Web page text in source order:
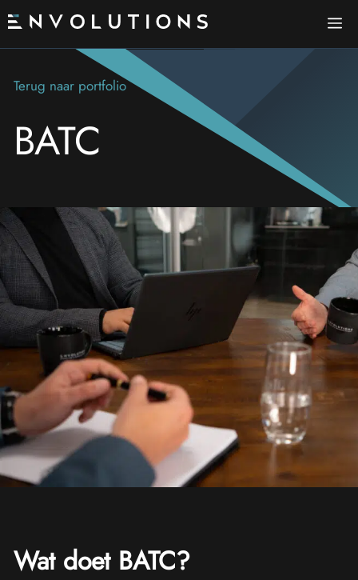
naar
de
Terug naar portfolio
BATC
Wat doet BATC?